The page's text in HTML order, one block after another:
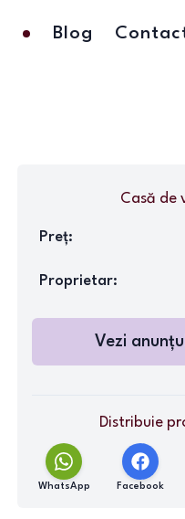
Blog
Casă de
Preț:
Proprietar:
Vezi
Distribuie
WhatsApp Facebook